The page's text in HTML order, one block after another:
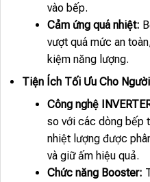
vào bếp.
Cảm ứng quá nhiệt:
vượt quá mức an
kiệm năng lượng.
Tiện Ích Tối Ưu Cho
Công nghệ
so với các dòng bếp
nhiệt lượng được
và giữ ấm hiệu quả.
Chức năng Booster: